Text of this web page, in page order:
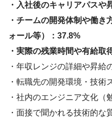
・入社後のキャリアパスや
・チームの開発体制や働き
ォール等）：37.8%
・実際の残業時間や有給取
・年収レンジの詳細や昇給
・転職先の開発環境・技術
・社内のエンジニア文化（
・面接で聞かれる技術的な